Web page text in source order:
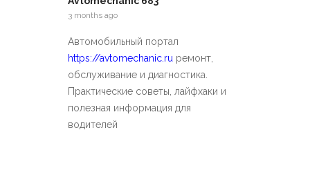
3 months ago
Автомобильный портал
https://avtomechanic.ru ремонт,
обслуживание и диагностика.
Практические советы, лайфхаки и
полезная информация для
водителей